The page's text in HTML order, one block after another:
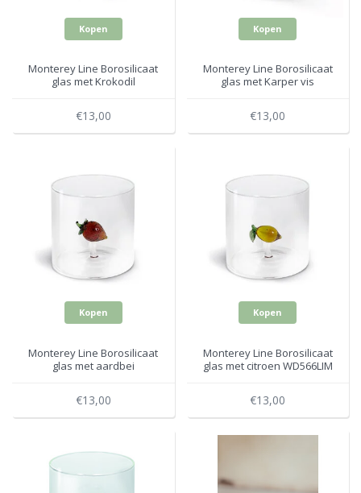
Kopen
Monterey Line Borosilicaat
glas met Krokodil
€13,00
Kopen
Monterey Line Borosilicaat
glas met Karper vis
€13,00
Kopen
Monterey Line Borosilicaat
glas met aardbei
€13,00
Kopen
Monterey Line Borosilicaat
glas met citroen WD566LIM
€13,00